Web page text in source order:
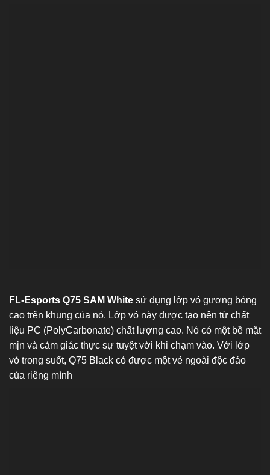
FL-Esports Q75 SAM White sử dụng lớp vỏ gương bóng
cao trên khung của nó. Lớp vỏ này được tạo nên từ chất
liệu PC (PolyCarbonate) chất lượng cao. Nó có một bề mặt
mịn và cảm giác thực sự tuyệt vời khi chạm vào. Với lớp
vỏ trong suốt, Q75 Black có được một vẻ ngoài độc đáo
của riêng mình